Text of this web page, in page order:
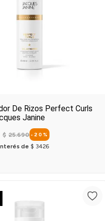
De Rizos Perfect Curls
Janine
$ 25.690 - 20 %
de $ 3426